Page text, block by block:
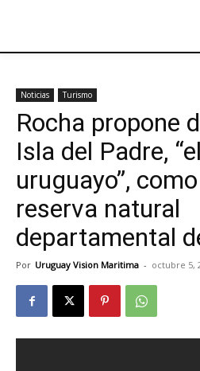
Noticias Turismo
Rocha propone
Isla del Padre,
uruguayo”,
reserva natural
departamental
Por Uruguay Vision Maritima - octubre 5,